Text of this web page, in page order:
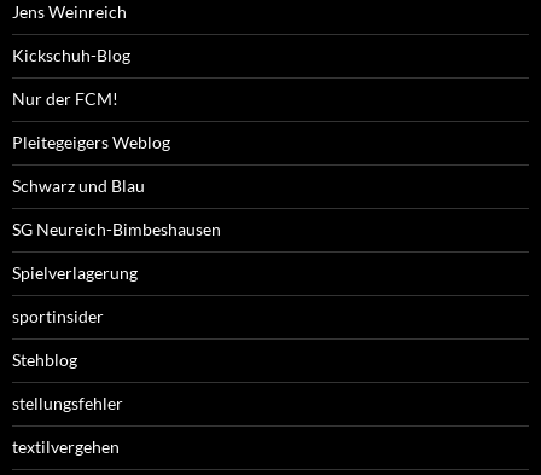
Jens Weinreich
Kickschuh-Blog
Nur der FCM!
Pleitegeigers Weblog
Schwarz und Blau
SG Neureich-Bimbeshausen
Spielverlagerung
sportinsider
Stehblog
stellungsfehler
textilvergehen